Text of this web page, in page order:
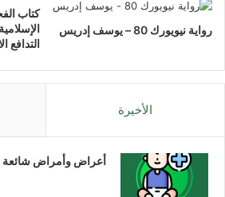
رواية نيويورك 80 – يوسف إدريس
كتاب
التدافع
الأخيرة
أعراض وأمراض شائعة